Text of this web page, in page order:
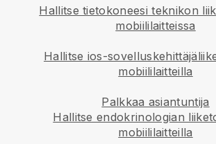
Hallitse tietokoneesi teknikon
mobiililaitteissa
Hallitse ios-
mobiililaitteilla
Palkkaa asiantuntija
Hallitse endokrinologian
mobiililaitteilla